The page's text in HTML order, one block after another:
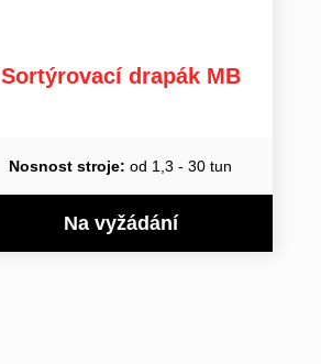
Sortýrovací drapák MB
Nosnost stroje: od 1,3 - 30 tun
Na vyžádání